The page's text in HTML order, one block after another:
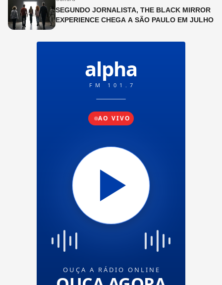
SEGUNDO JORNALISTA, THE BLACK MIRROR
EXPERIENCE CHEGA A SÃO PAULO EM JULHO